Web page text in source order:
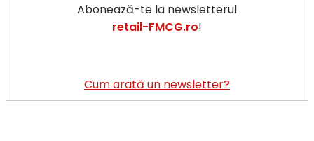
Abonează-te la newsletterul
retail-FMCG.ro!
Cum arată un newsletter?